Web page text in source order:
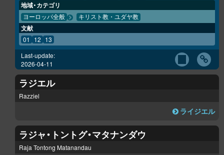
地域・カテゴリ
ヨーロッパ全般 キリスト教・ユダヤ教
文献
01 12 13
Last-update:
2026-04-11
ラジエル
Razziel
ライジエル
ラジャ・トントグ・マタナンダウ
Raja Tontong Matanandau